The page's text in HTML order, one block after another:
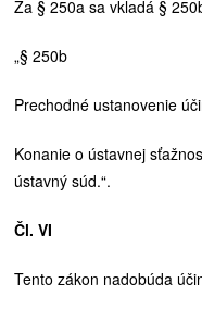
Za § 250a sa vkladá §
„§ 250b
Prechodné ustanovenie
Konanie o ústavnej
ústavný súd.“.
Čl. VI
Tento zákon nadobúda